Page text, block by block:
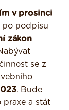
v prosinci
po podpisu
zákon
se z
. Bude
praxe a stát